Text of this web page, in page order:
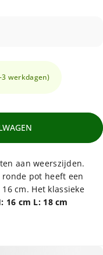
werkdagen)
aan weerszijden.
pot heeft een
cm. Het klassieke
16 cm L: 18 cm